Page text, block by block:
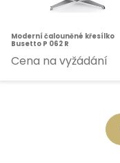
Moderní čalouněné křesílko
Busetto P 062 R
Cena na vyžádání